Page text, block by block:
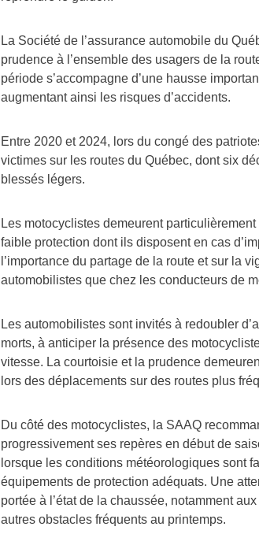
La Société de l’assurance automobile du
prudence à l’ensemble des usagers de la
période s’accompagne d’une hausse
augmentant ainsi les risques d’accidents.
Entre 2020 et 2024, lors du congé des
victimes sur les routes du Québec, dont six
blessés légers.
Les motocyclistes demeurent
faible protection dont ils disposent en cas
l’importance du partage de la route et sur la
automobilistes que chez les conducteurs de
Les automobilistes sont invités à redoubler
morts, à anticiper la présence des
vitesse. La courtoisie et la prudence
lors des déplacements sur des routes plus
Du côté des motocyclistes, la SAAQ
progressivement ses repères en début de
lorsque les conditions météorologiques sont
équipements de protection adéquats. Une
portée à l’état de la chaussée, notamment
autres obstacles fréquents au printemps.